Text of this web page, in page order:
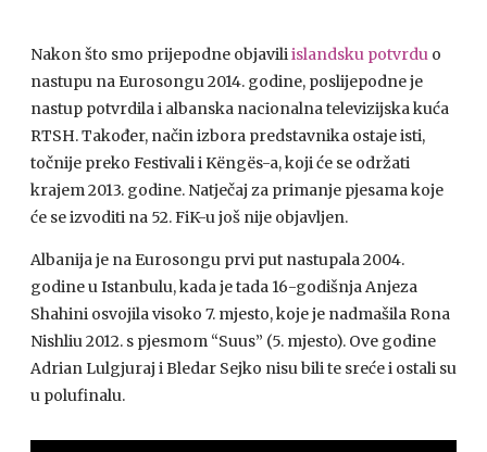
Nakon što smo prijepodne objaviliislandsku potvrdu o
nastupu na Eurosongu 2014. godine, poslijepodne je
nastup potvrdila i albanska nacionalna televizijska kuća
RTSH. Također, način izbora predstavnika ostaje isti,
točnije preko Festivali i Këngës-a, koji će se održati
krajem 2013. godine. Natječaj za primanje pjesama koje
će se izvoditi na 52. FiK-u još nije objavljen.
Albanija je na Eurosongu prvi put nastupala 2004.
godine u Istanbulu, kada je tada 16-godišnja Anjeza
Shahini osvojila visoko 7. mjesto, koje je nadmašila Rona
Nishliu 2012. s pjesmom “Suus” (5. mjesto). Ove godine
Adrian Lulgjuraj i Bledar Sejko nisu bili te sreće i ostali su
u polufinalu.